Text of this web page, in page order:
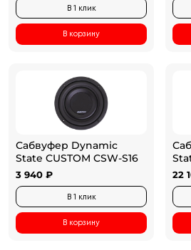
В 1 клик
В корзину
Сабвуфер Dynamic
State CUSTOM CSW-S16
3 940 ₽
В 1 клик
В корзину
22